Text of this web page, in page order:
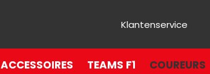
Klantenservice
ACCESSOIRES TEAMS F1 COUREURS